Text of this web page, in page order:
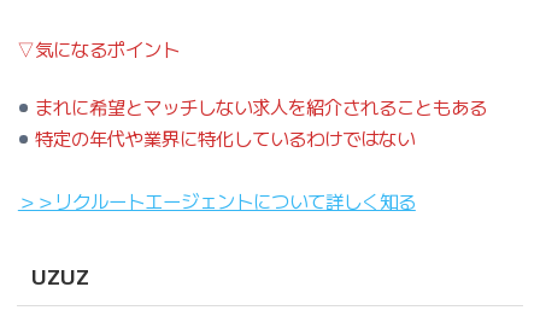
▽気になるポイント
まれに希望とマッチしない求人を紹介されることもある
特定の年代や業界に特化しているわけではない
＞＞リクルートエージェントについて詳しく知る
UZUZ